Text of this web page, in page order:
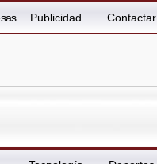
Publicidad Contactar